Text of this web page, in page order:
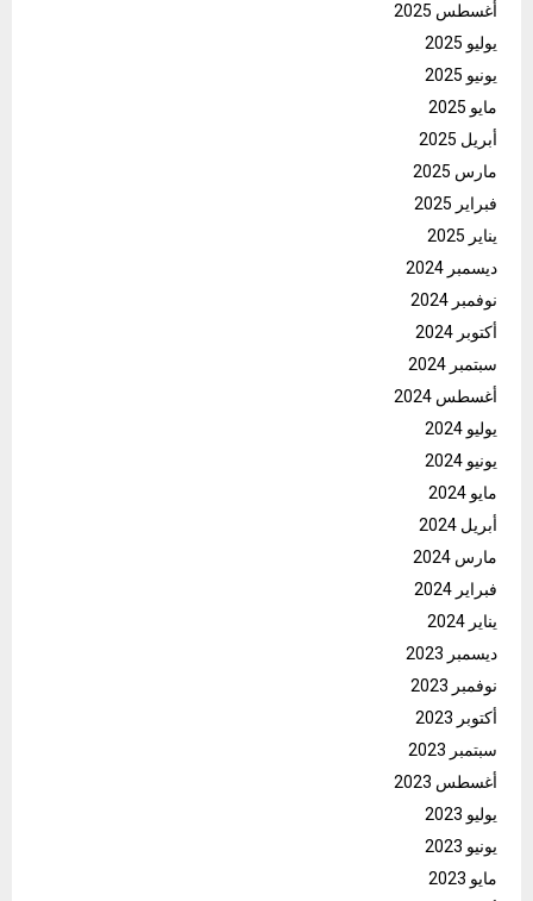
أغسطس 2025
يوليو 2025
يونيو 2025
مايو 2025
أبريل 2025
مارس 2025
فبراير 2025
يناير 2025
ديسمبر 2024
نوفمبر 2024
أكتوبر 2024
سبتمبر 2024
أغسطس 2024
يوليو 2024
يونيو 2024
مايو 2024
أبريل 2024
مارس 2024
فبراير 2024
يناير 2024
ديسمبر 2023
نوفمبر 2023
أكتوبر 2023
سبتمبر 2023
أغسطس 2023
يوليو 2023
يونيو 2023
مايو 2023